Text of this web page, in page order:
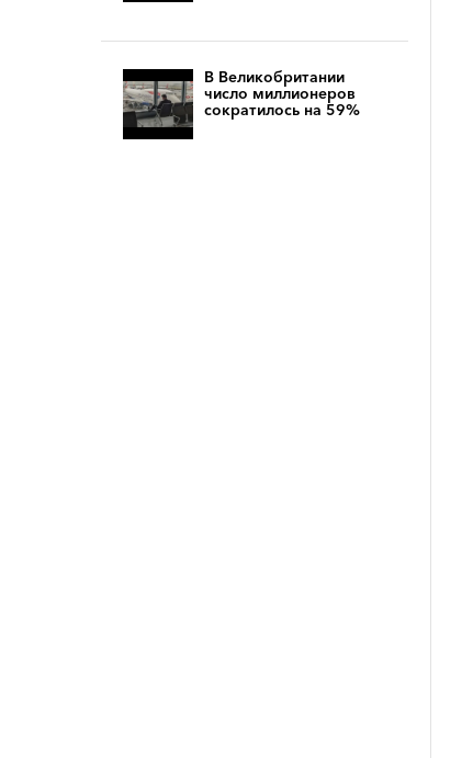
В Великобритании
число миллионеров
сократилось на 59%